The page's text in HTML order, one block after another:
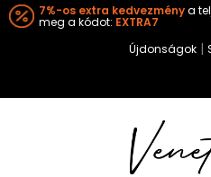
7%-os extra kedvezménya
meg a kódot: EXTRA7
Újdonságok |